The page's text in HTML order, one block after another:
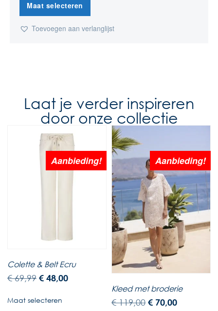
Maat selecteren
Toevoegen aan verlanglijst
Laat je verder inspireren
door onze collectie
Aanbieding!
Colette & Belt Ecru
€69,99 € 48,00
Maat selecteren
Aanbieding!
Kleed met broderie
€119,00 € 70,00